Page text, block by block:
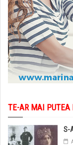
TE-AR MAI PUTEA
S-